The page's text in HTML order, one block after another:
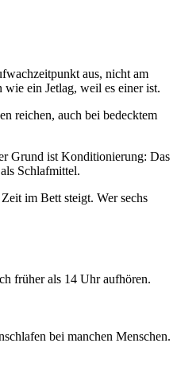
aus, nicht am
wie ein Jetlag, weil es einer ist.
reichen, auch bei bedecktem
Grund ist Konditionierung: Das
Schlafmittel.
im Bett steigt. Wer sechs
früher als 14 Uhr aufhören.
bei manchen Menschen.